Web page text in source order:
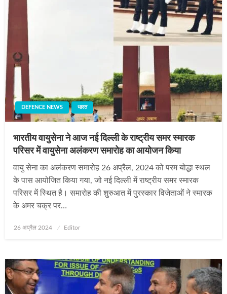
DEFENCE NEWS भारत
भारतीय वायुसेना ने आज नई दिल्‍ली के राष्‍ट्रीय समर स्‍मारक
परिसर में वायुसेना अलंकरण समारोह का आयोजन किया
वायु सेना का अलंकरण समारोह 26 अप्रैल, 2024 को परम योद्धा स्थल
के पास आयोजित किया गया, जो नई दिल्ली में राष्ट्रीय समर स्मारक
परिसर में स्थित है। समारोह की शुरुआत में पुरस्कार विजेताओं ने स्मारक
के अमर चक्र पर…
Posted
26 अप्रैल 2024 Editor